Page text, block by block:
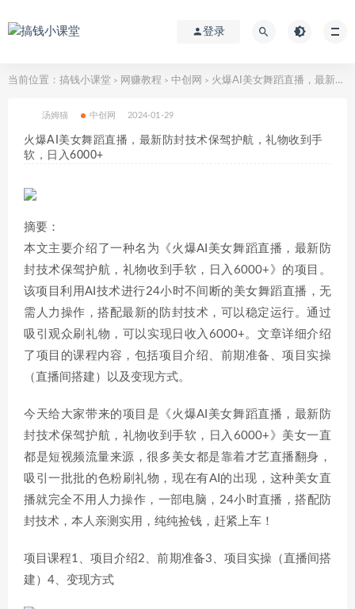
登录
当前位置： 搞钱小课堂 > 网赚教程 > 中创网 > 火爆AI美女舞蹈直播，最新防封技术保驾护航，礼物收到手软，日入6000+
汤姆猫 中创网 2024-01-29
火爆AI美女舞蹈直播，最新防封技术保驾护航，礼物收到手
软，日入6000+
摘要：
本文主要介绍了一种名为《火爆AI美女舞蹈直播，最新防
封技术保驾护航，礼物收到手软，日入6000+》的项目。
该项目利用AI技术进行24小时不间断的美女舞蹈直播，无
需人力操作，搭配最新的防封技术，可以稳定运行。通过
吸引观众刷礼物，可以实现日收入6000+。文章详细介绍
了项目的课程内容，包括项目介绍、前期准备、项目实操
（直播间搭建）以及变现方式。
今天给大家带来的项目是《火爆AI美女舞蹈直播，最新防
封技术保驾护航，礼物收到手软，日入6000+》美女一直
都是短视频流量来源，很多美女都是靠着才艺直播翻身，
吸引一批批的色粉刷礼物，现在有AI的出现，这种美女直
播就完全不用人力操作，一部电脑，24小时直播，搭配防
封技术，本人亲测实用，纯纯捡钱，赶紧上车！
项目课程1、项目介绍2、前期准备3、项目实操（直播间搭
建）4、变现方式